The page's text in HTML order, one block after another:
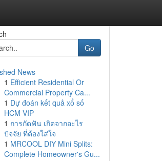
Go
News
1 Efficient Residential Or
Commercial Property Ca...
1 Dự đoán kết quả xổ số
HCM VIP
1 การกัดฟัน เกิดจากอะไร
ปัจจัย ที่ต้องใส่ใจ
1 MRCOOL DIY Mini Splits:
Complete Homeowner's Gu...